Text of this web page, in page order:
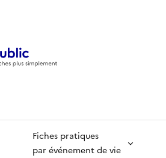
Fiches pratiques
par événement de vie